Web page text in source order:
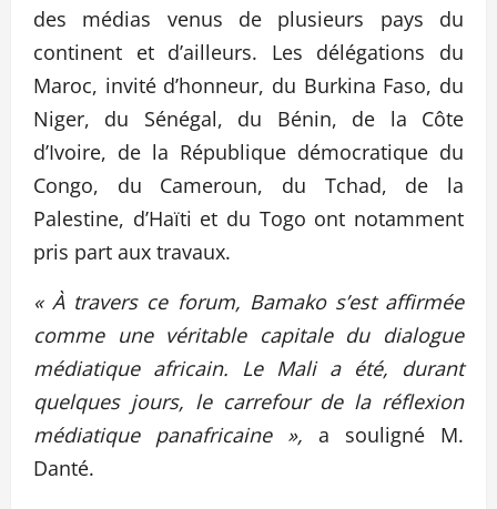
des médias venus de plusieurs pays du
continent et d’ailleurs. Les délégations du
Maroc, invité d’honneur, du Burkina Faso, du
Niger, du Sénégal, du Bénin, de la Côte
d’Ivoire, de la République démocratique du
Congo, du Cameroun, du Tchad, de la
Palestine, d’Haïti et du Togo ont notamment
pris part aux travaux.
« À travers ce forum, Bamako s’est affirmée
comme une véritable capitale du dialogue
médiatique africain. Le Mali a été, durant
quelques jours, le carrefour de la réflexion
médiatique panafricaine », a souligné M.
Danté.